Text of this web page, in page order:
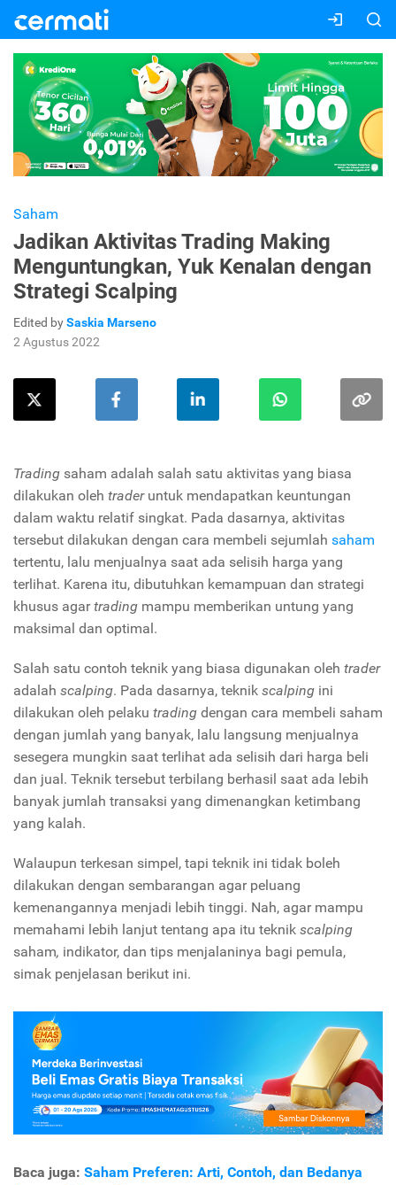
Saham
Jadikan Aktivitas Trading Making
Menguntungkan, Yuk Kenalan dengan
Strategi Scalping
Edited bySaskia Marseno
2 Agustus 2022
Trading saham adalah salah satu aktivitas yang biasa
dilakukan oleh trader untuk mendapatkan keuntungan
dalam waktu relatif singkat. Pada dasarnya, aktivitas
tersebut dilakukan dengan cara membeli sejumlah saham
tertentu, lalu menjualnya saat ada selisih harga yang
terlihat. Karena itu, dibutuhkan kemampuan dan strategi
khusus agartrading mampu memberikan untung yang
maksimal dan optimal.
Salah satu contoh teknik yang biasa digunakan oleh trader
adalah scalping. Pada dasarnya, teknik scalping ini
dilakukan oleh pelaku trading dengan cara membeli saham
dengan jumlah yang banyak, lalu langsung menjualnya
sesegera mungkin saat terlihat ada selisih dari harga beli
dan jual. Teknik tersebut terbilang berhasil saat ada lebih
banyak jumlah transaksi yang dimenangkan ketimbang
yang kalah.
Walaupun terkesan simpel, tapi teknik ini tidak boleh
dilakukan dengan sembarangan agar peluang
kemenangannya menjadi lebih tinggi. Nah, agar mampu
memahami lebih lanjut tentang apa itu teknik scalping
saham, indikator, dan tips menjalaninya bagi pemula,
simak penjelasan berikut ini.
Baca juga: Saham Preferen: Arti, Contoh, dan Bedanya